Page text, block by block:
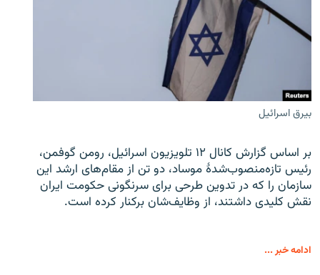
بیرق اسرائیل
بر اساس گزارش کانال ۱۲ تلویزیون اسرائیل، رومن گوفمن،
رئیس تازه‌منصوب‌شدۀ موساد، دو تن از مقام‌های ارشد این
سازمان را که در تدوین طرحی برای سرنگونی حکومت ایران
نقش کلیدی داشتند، از وظایف‌شان برکنار کرده است.
ادامه خبر ...